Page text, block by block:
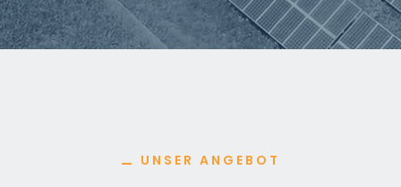
⚊ UNSER ANGEBOT